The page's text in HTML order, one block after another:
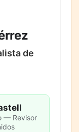
de
— Revisor